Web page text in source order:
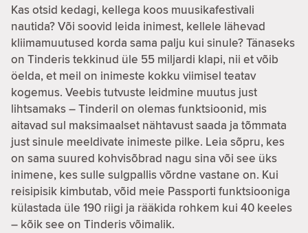
Kas otsid kedagi, kellega koos muusikafestivali
nautida? Või soovid leida inimest, kellele lähevad
kliimamuutused korda sama palju kui sinule? Tänaseks
on Tinderis tekkinud üle 55 miljardi klapi, nii et võib
öelda, et meil on inimeste kokku viimisel teatav
kogemus. Veebis tutvuste leidmine muutus just
lihtsamaks – Tinderil on olemas funktsioonid, mis
aitavad sul maksimaalset nähtavust saada ja tõmmata
just sinule meeldivate inimeste pilke. Leia sõpru, kes
on sama suured kohvisõbrad nagu sina või see üks
inimene, kes sulle sulgpallis võrdne vastane on. Kui
reisipisik kimbutab, võid meie Passporti funktsiooniga
külastada üle 190 riigi ja rääkida rohkem kui 40 keeles
– kõik see on Tinderis võimalik.